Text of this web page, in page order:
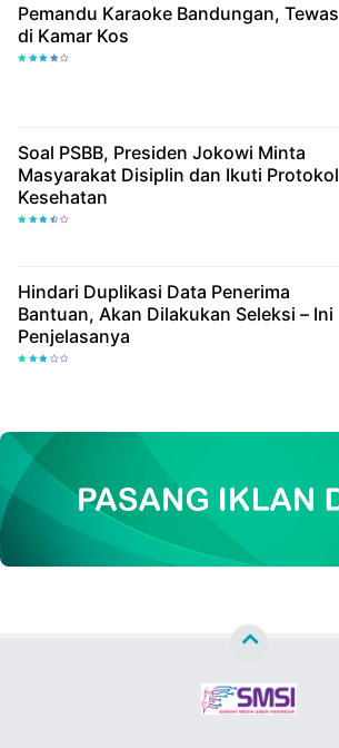
Pemandu Karaoke Bandungan, Tewas
di Kamar Kos
Soal PSBB, Presiden Jokowi Minta
Masyarakat Disiplin dan Ikuti Protokol
Kesehatan
Hindari Duplikasi Data Penerima
Bantuan, Akan Dilakukan Seleksi – Ini
Penjelasanya